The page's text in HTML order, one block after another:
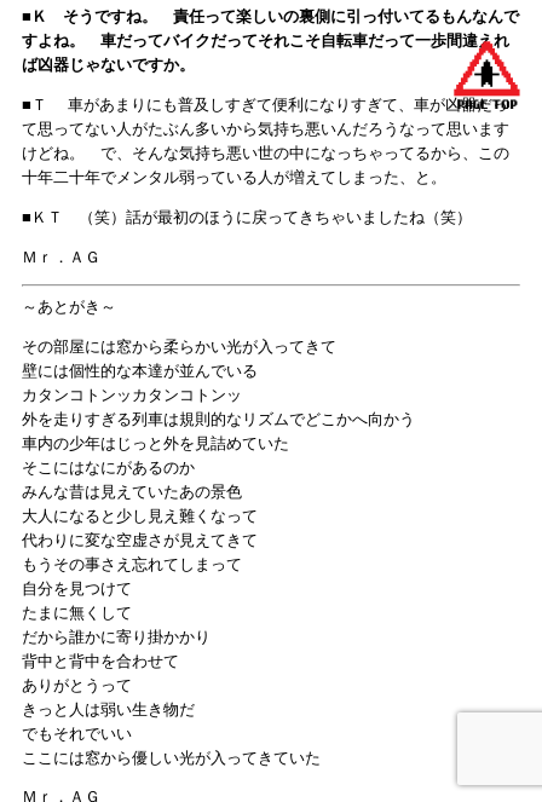
■Ｋ そうですね。 責任って楽しいの裏側に引っ付いてるもんなんで
すよね。 車だってバイクだってそれこそ自転車だって一歩間違えれ
ば凶器じゃないですか。
■Ｔ 車があまりにも普及しすぎて便利になりすぎて、車が凶器だっ
て思ってない人がたぶん多いから気持ち悪いんだろうなって思います
けどね。 で、そんな気持ち悪い世の中になっちゃってるから、この
十年二十年でメンタル弱っている人が増えてしまった、と。
■ＫＴ （笑）話が最初のほうに戻ってきちゃいましたね（笑）
Ｍｒ．ＡＧ
～あとがき～
その部屋には窓から柔らかい光が入ってきて
壁には個性的な本達が並んでいる
カタンコトンッカタンコトンッ
外を走りすぎる列車は規則的なリズムでどこかへ向かう
車内の少年はじっと外を見詰めていた
そこにはなにがあるのか
みんな昔は見えていたあの景色
大人になると少し見え難くなって
代わりに変な空虚さが見えてきて
もうその事さえ忘れてしまって
自分を見つけて
たまに無くして
だから誰かに寄り掛かかり
背中と背中を合わせて
ありがとうって
きっと人は弱い生き物だ
でもそれでいい
ここには窓から優しい光が入ってきていた
Ｍｒ．ＡＧ